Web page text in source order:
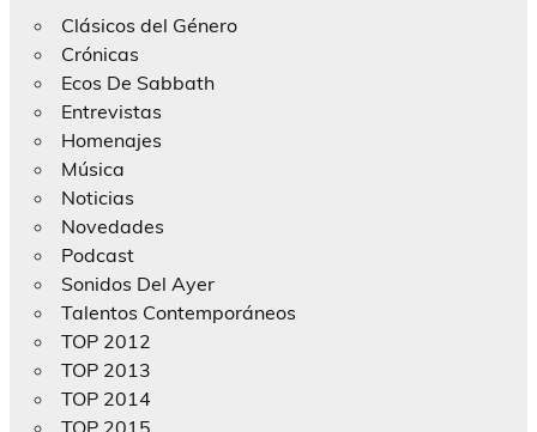
Clásicos del Género
Crónicas
Ecos De Sabbath
Entrevistas
Homenajes
Música
Noticias
Novedades
Podcast
Sonidos Del Ayer
Talentos Contemporáneos
TOP 2012
TOP 2013
TOP 2014
TOP 2015